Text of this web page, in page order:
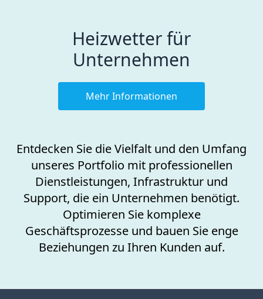
Entdecken Sie die Vielfalt und den Umfang
unseres Portfolio mit professionellen
Dienstleistungen, Infrastruktur und
Support, die ein Unternehmen benötigt.
Optimieren Sie komplexe
Geschäftsprozesse und bauen Sie enge
Beziehungen zu Ihren Kunden auf.
Heizwetter für
Unternehmen
Mehr Informationen